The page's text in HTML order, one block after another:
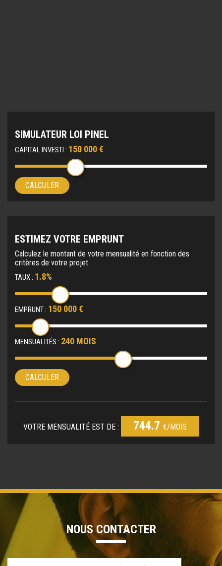
SIMULATEUR LOI PINEL
CAPITAL INVESTI : 150 000 €
CALCULER
ESTIMEZ VOTRE EMPRUNT
Calculez le montant de votre mensualité en fonction des
critères de votre projet
TAUX : 1.8%
EMPRUNT : 150 000 €
MENSUALITÉS : 240 MOIS
CALCULER
VOTRE MENSUALITÉ EST DE : 744.7 €/MOIS
NOUS CONTACTER